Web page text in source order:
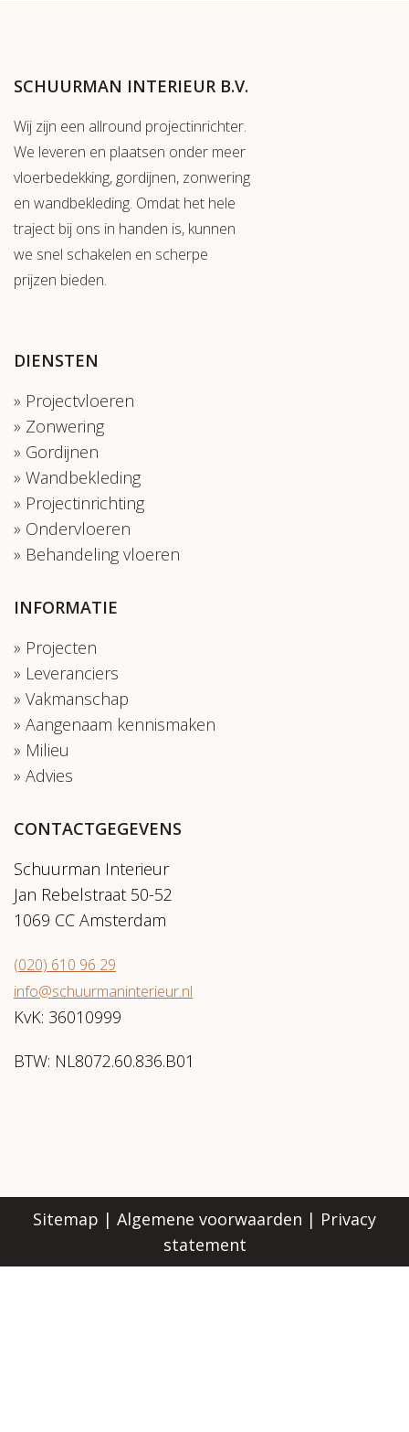
SCHUURMAN INTERIEUR B.V.
Wij zijn een allround projectinrichter.
We leveren en plaatsen onder meer
vloerbedekking, gordijnen, zonwering
en wandbekleding. Omdat het hele
traject bij ons in handen is, kunnen
we snel schakelen en scherpe
prijzen bieden.
DIENSTEN
Projectvloeren
Zonwering
Gordijnen
Wandbekleding
Projectinrichting
Ondervloeren
Behandeling vloeren
INFORMATIE
Projecten
Leveranciers
Vakmanschap
Aangenaam kennismaken
Milieu
Advies
CONTACTGEGEVENS
Schuurman Interieur
Jan Rebelstraat 50-52
1069 CC Amsterdam
(020) 610 96 29
info@schuurmaninterieur.nl
KvK: 36010999
BTW: NL8072.60.836.B01
Sitemap | Algemene voorwaarden | Privacy
statement